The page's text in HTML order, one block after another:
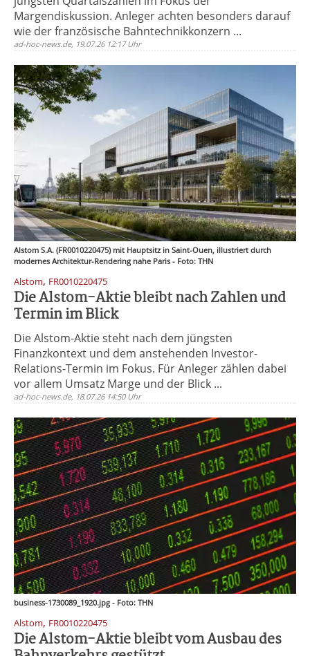
Margendiskussion. Anleger achten besonders darauf
wie der französische Bahntechnikkonzern ...
ad-hoc-news.de, 19.07.26 12:17 Uhr
Alstom S.A. (FR0010220475) mit Hauptsitz in Saint-Ouen, illustriert durch
modernes Architektur-Rendering nahe Paris - Foto: THN
Alstom, FR0010220475
Die Alstom-Aktie bleibt nach Zahlen und
Termin im Blick
Die Alstom-Aktie steht nach dem jüngsten
Finanzkontext und dem anstehenden Investor-
Relations-Termin im Fokus. Für Anleger zählen dabei
vor allem Umsatz Marge und der Blick ...
ad-hoc-news.de, 18.07.26 14:50 Uhr
business-1730089_1920.jpg - Foto: THN
Alstom, FR0010220475
Die Alstom-Aktie bleibt vom Ausbau des